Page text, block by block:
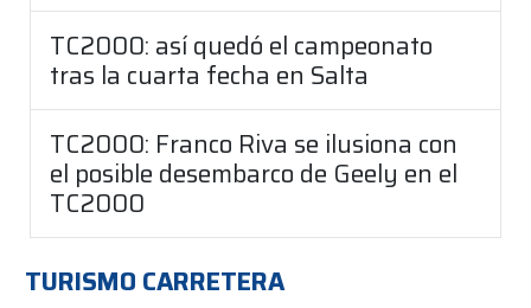
TC2000: así quedó el campeonato
tras la cuarta fecha en Salta
TC2000: Franco Riva se ilusiona con
el posible desembarco de Geely en el
TC2000
TURISMO CARRETERA